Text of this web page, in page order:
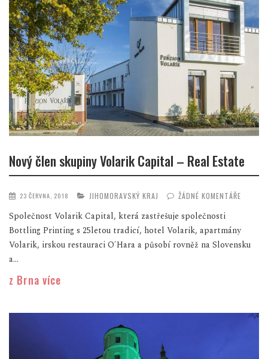
Nový člen skupiny Volarik Capital – Real Estate
23 ČERVNA, 2018 JIHOMORAVSKÝ KRAJ ŽÁDNÉ KOMENTÁŘE
Společnost Volarik Capital, která zastřešuje společnosti
Bottling Printing s 25letou tradicí, hotel Volarik, apartmány
Volarik, irskou restauraci O´Hara a působí rovněž na Slovensku
a...
z Brna více